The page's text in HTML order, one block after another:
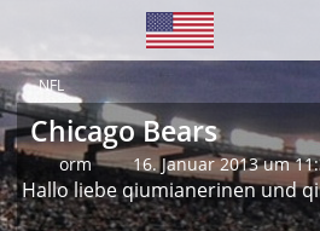
NFL
Chicago Bears
orm 16. Januar 2013 um
Hallo liebe qiumianerinen und